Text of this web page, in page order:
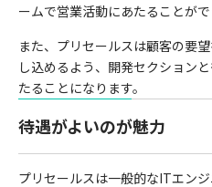
ームで営業活動にあたることがで
また、プリセールスは顧客の要
し込めるよう、開発セクション
たることになります。
待遇がよいのが魅力
プリセールスは一般的なITエン